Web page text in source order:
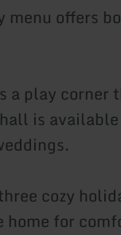
menu offers
a play corner
is
cozy
home for